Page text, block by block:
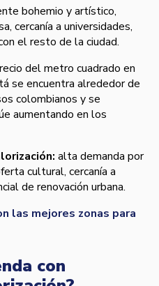
bohemio y artístico,
cercanía a universidades,
el resto de la ciudad.
del metro cuadrado en
se encuentra alrededor de
colombianos y se
aumentando en los
alta demanda por
cultural, cercanía a
de renovación urbana.
las mejores zonas para
con